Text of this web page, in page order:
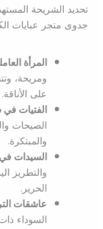
تحديد الشريحة
جدوى متجر عبايات
المرأة
ومريحة،
على الأناقة.
الفتيات
الصيحات
والمبتكرة.
السيدات
والتطريز
الحرير.
عاشقات
السوداء